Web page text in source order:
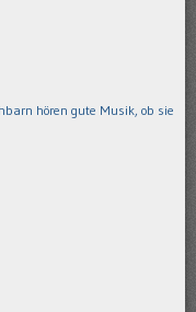
hören gute Musik, ob sie